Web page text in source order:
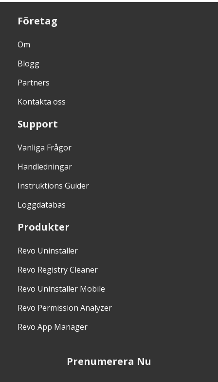
Företag
Om
Blogg
Partners
Kontakta oss
Support
Vanliga Frågor
Handledningar
Instruktions Guider
Loggdatabas
Produkter
Revo Uninstaller
Revo Registry Cleaner
Revo Uninstaller Mobile
Revo Permission Analyzer
Revo App Manager
Prenumerera Nu